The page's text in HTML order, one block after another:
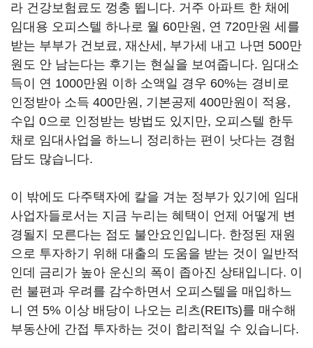
라 건강보험료도 껑충 뜁니다. 거주 아파트 한 채에
임대용 오피스텔 하나로 월 60만원, 연 720만원 세를
받는 부부가 건보료, 재산세, 부가세 내고 나면 500만
원도 안 남는다는 후기는 현실을 보여줍니다. 임대소
득이 연 1000만원 이하 소액일 경우 60%는 경비로
인정받아 소득 400만원, 기본공제 400만원이 적용,
수입 0으로 인정받는 방법도 있지만, 오피스텔 한두
채로 임대사업을 하느니 정리하는 편이 낫다는 경험
담도 많습니다.
이 밖에도 다주택자에 칼을 겨눈 정부가 있기에 임대
사업자들로서는 지금 누리는 혜택이 언제 어떻게 변
경될지 모른다는 점도 불안요인입니다. 한정된 재원
으로 투자하기 위해 대출의 도움을 받는 것이 일반적
인데 금리가 높아 운신의 폭이 좁아진 상태입니다. 이
런 불편과 우려를 감수하면서 오피스텔을 매입하느
니 연 5% 이상 배당이 나오는 리츠(REITs)를 매수해
부동산에 간접 투자하는 것이 합리적일 수 있습니다.